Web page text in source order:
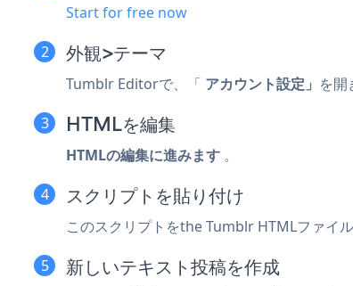
Start for free now
外観>テーマ
Tumblr Editorで、「 アカウント設定」 を開
HTMLを編集
HTMLの編集に進みます 。
スクリプトを貼り付け
このスクリプトをthe Tumblr HTMLファイ
新しいテキスト投稿を作成